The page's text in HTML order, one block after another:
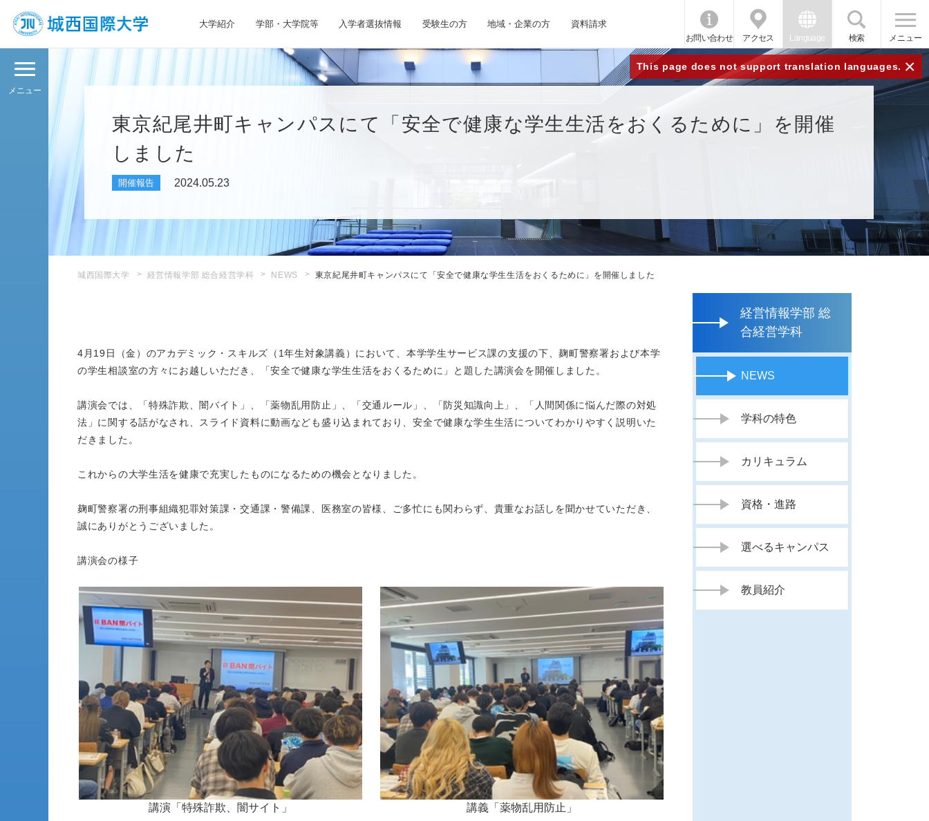
大学紹介 学部・大学院等 入学者選抜情報 受験生の方 地域・企業の方 資料請求
お問い合わせ アクセス Language 検索 メニュー
This page does not support translation languages. ×
メニュー
東京紀尾井町キャンパスにて「安全で健康な学生生活をおくるために」を開催
しました
開催報告 2024.05.23
城西国際大学 経営情報学部 総合経営学科 NEWS 東京紀尾井町キャンパスにて「安全で健康な学生生活をおくるために」を開催しました
4月19日（金）のアカデミック・スキルズ（1年生対象講義）において、本学学生サービス課の支援の下、麹町警察署および本学
の学生相談室の方々にお越しいただき、「安全で健康な学生生活をおくるために」と題した講演会を開催しました。
講演会では、「特殊詐欺、闇バイト」、「薬物乱用防止」、「交通ルール」、「防災知識向上」、「人間関係に悩んだ際の対処
法」に関する話がなされ、スライド資料に動画なども盛り込まれており、安全で健康な学生生活についてわかりやすく説明いた
だきました。
これからの大学生活を健康で充実したものになるための機会となりました。
麹町警察署の刑事組織犯罪対策課・交通課・警備課、医務室の皆様、ご多忙にも関わらず、貴重なお話しを聞かせていただき、
誠にありがとうございました。
講演会の様子
講演「特殊詐欺、闇サイト」 講義「薬物乱用防止」
経営情報学部 総
合経営学科
NEWS
学科の特色
カリキュラム
資格・進路
選べるキャンパス
教員紹介